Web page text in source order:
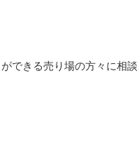
できる売り場の方々に相